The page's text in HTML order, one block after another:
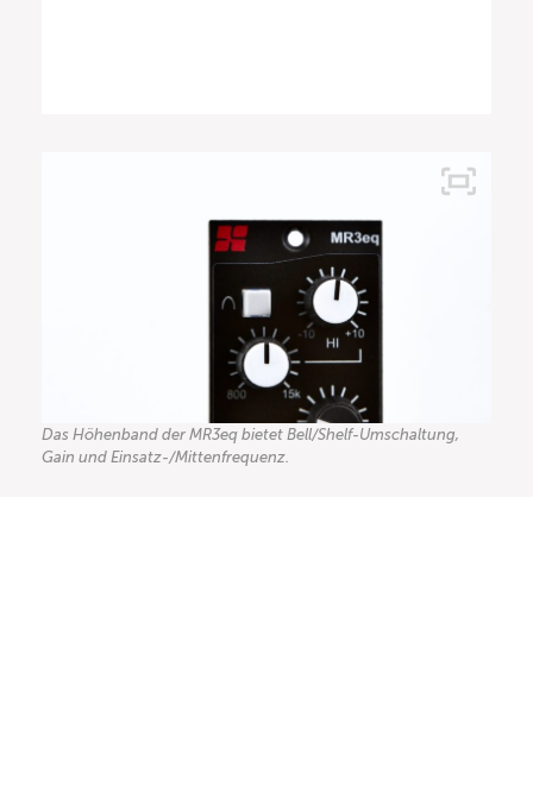
Das Höhenband der MR3eq bietet Bell/Shelf-Umschaltung,
Gain und Einsatz-/Mittenfrequenz.